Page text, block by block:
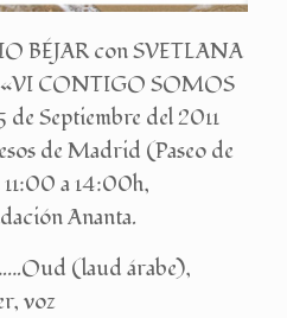
BÉJAR con SVETLANA
«VI CONTIGO SOMOS
Septiembre del 2011
de Madrid (Paseo de
11:00 a 14:00h,
Ananta.
(laud árabe),
voz